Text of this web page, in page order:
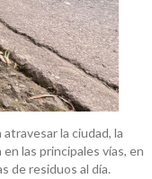
la ciudad, la
las principales vías, en
de residuos al día.